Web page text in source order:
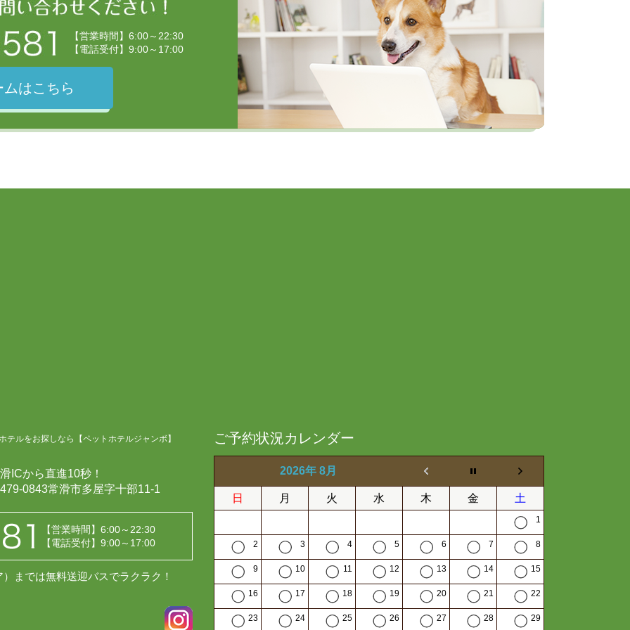
【営業時間】6:00～22:30
【電話受付】9:00～17:00
はこちら
ルをお探しなら【ペットホテルジャンボ】
ICから直進10秒！
0843常滑市多屋字十部11-1
【営業時間】6:00～22:30
【電話受付】9:00～17:00
までは無料送迎バスでラクラク！
ご予約状況カレンダー
2026年 8月
日 月 火 水 木 金 土
1
2 3 4 5 6 7 8
9 10 11 12 13 14 15
16 17 18 19 20 21 22
23 24 25 26 27 28 29